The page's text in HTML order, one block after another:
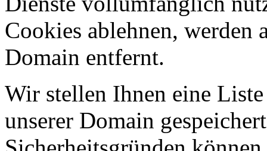
Cookies ablehnen, werden
Domain entfernt.
Wir stellen Ihnen eine
unserer Domain